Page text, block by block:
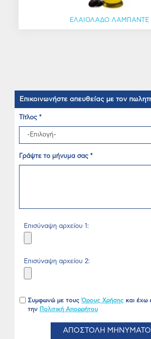
ΕΛΑΙΟΛΑΔΟ ΛΑΜΠΑΝΤΕ
Επικοινωνήστε απευθείας με τον
Τίτλος *
Γράψτε το μήνυμα σας *
Επισύναψη αρχείου 1:
Επισύναψη αρχείου 2:
Συμφωνώ με τουςΌρους Χρήσης και έχω
την Πολιτική Απορρήτου
ΑΠΟΣΤΟΛΗ